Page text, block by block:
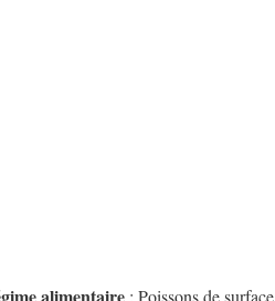
: Poissons de surface